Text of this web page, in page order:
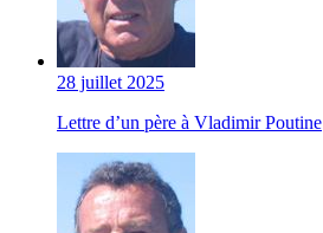
28 juillet 2025
Lettre d’un père à Vladimir Poutine